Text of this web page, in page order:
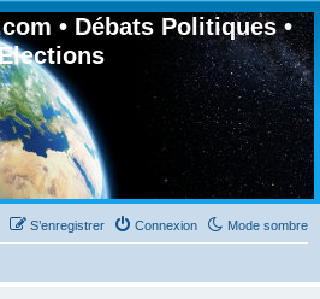
• Débats Politiques •
Mode sombre
Connexion
S’enregistrer